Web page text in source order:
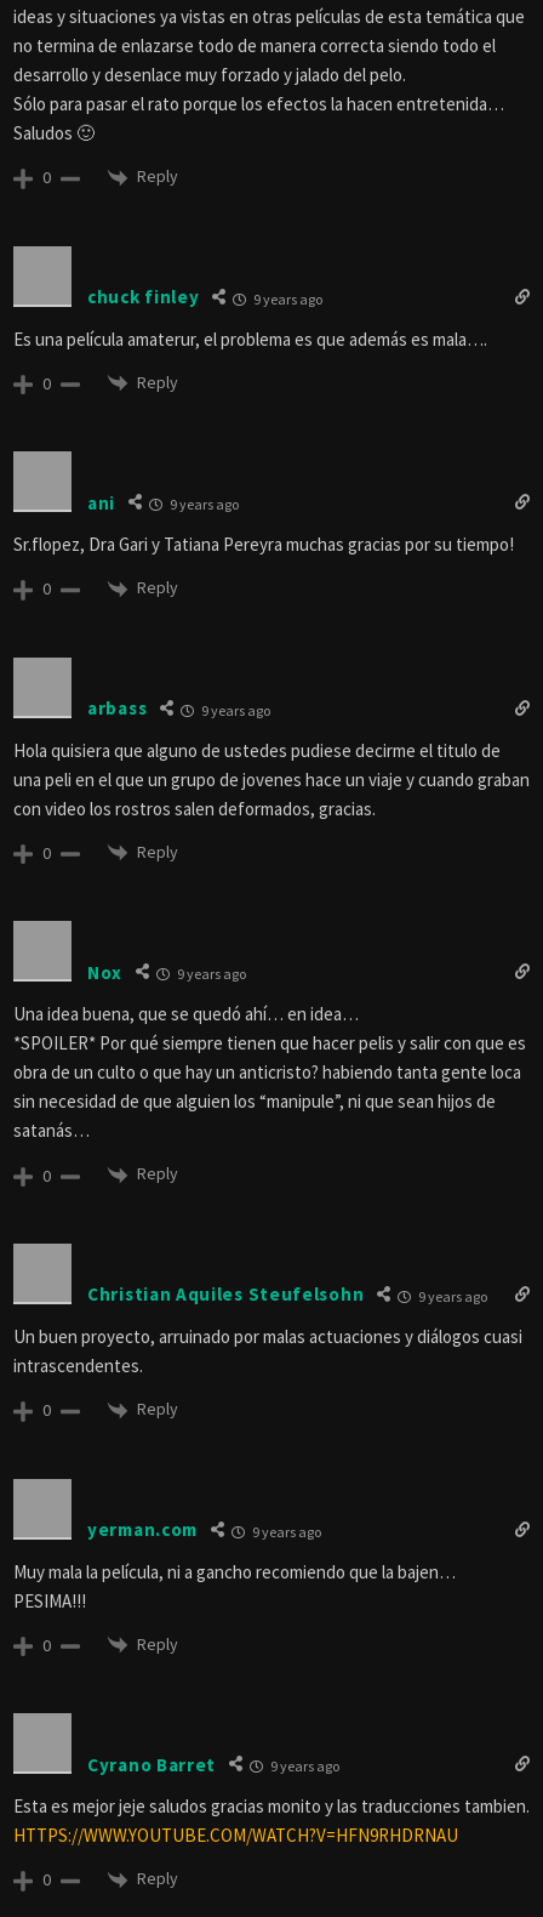
ideas y situaciones ya vistas en otras películas de esta temática que
no termina de enlazarse todo de manera correcta siendo todo el
desarrollo y desenlace muy forzado y jalado del pelo.
Sólo para pasar el rato porque los efectos la hacen entretenida…
Saludos 🙂
0 Reply
chuck finley 9 years ago
Es una película amaterur, el problema es que además es mala….
0 Reply
ani 9 years ago
Sr.flopez, Dra Gari y Tatiana Pereyra muchas gracias por su tiempo!
0 Reply
arbass 9 years ago
Hola quisiera que alguno de ustedes pudiese decirme el titulo de
una peli en el que un grupo de jovenes hace un viaje y cuando graban
con video los rostros salen deformados, gracias.
0 Reply
Nox 9 years ago
Una idea buena, que se quedó ahí… en idea…
*SPOILER* Por qué siempre tienen que hacer pelis y salir con que es
obra de un culto o que hay un anticristo? habiendo tanta gente loca
sin necesidad de que alguien los “manipule”, ni que sean hijos de
satanás…
0 Reply
Christian Aquiles Steufelsohn 9 years ago
Un buen proyecto, arruinado por malas actuaciones y diálogos cuasi
intrascendentes.
0 Reply
yerman.com 9 years ago
Muy mala la película, ni a gancho recomiendo que la bajen…
PESIMA!!!
0 Reply
Cyrano Barret 9 years ago
Esta es mejor jeje saludos gracias monito y las traducciones tambien.
HTTPS://WWW.YOUTUBE.COM/WATCH?V=HFN9RHDRNAU
0 Reply